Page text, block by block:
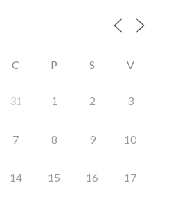
C P S V
31 1 2 3
7 8 9 10
14 15 16 17